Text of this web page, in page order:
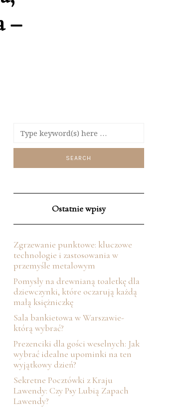
–
Ostatnie wpisy
Zgrzewanie punktowe: kluczowe
technologie i zastosowania w
przemyśle metalowym
Pomysły na drewnianą toaletkę dla
dziewczynki, które oczarują każdą
małą księżniczkę
Sala bankietowa w Warszawie-
którą wybrać?
Prezenciki dla gości weselnych: Jak
wybrać idealne upominki na ten
wyjątkowy dzień?
Sekretne Pocztówki z Kraju
Lawendy: Czy Psy Lubią Zapach
Lawendy?